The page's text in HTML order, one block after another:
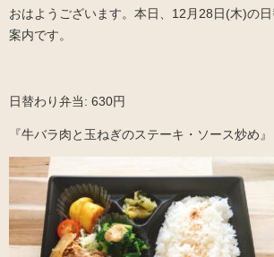
おはようございます。本日、12月28日(木)の
案内です。
日替わり弁当: 630円
『牛バラ肉と玉ねぎのステーキ・ソース炒め』